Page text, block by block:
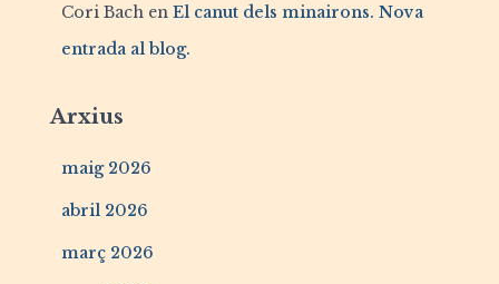
Cori Bach en El canut dels minairons. Nova
entrada al blog.
Arxius
maig 2026
abril 2026
març 2026